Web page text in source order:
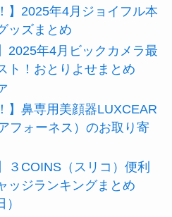
】2025年4月ジョイフル本
ッズまとめ
2025年4月ビックカメラ最
ト！おとりよせまとめ
】鼻専用美顔器LUXCEAR
フォーネス）のお取り寄
３COINS（スリコ）便利
ッジランキングまとめ